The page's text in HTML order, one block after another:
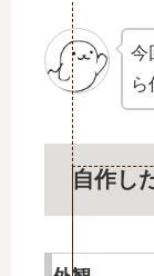
今
ら
自作し